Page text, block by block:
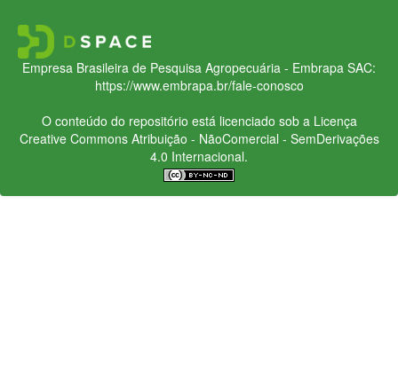
Empresa Brasileira de Pesquisa Agropecuária - Embrapa SAC:
https://www.embrapa.br/fale-conosco
O conteúdo do repositório está licenciado sob a Licença
Creative CommonsAtribuição - NãoComercial - SemDerivações
4.0 Internacional.